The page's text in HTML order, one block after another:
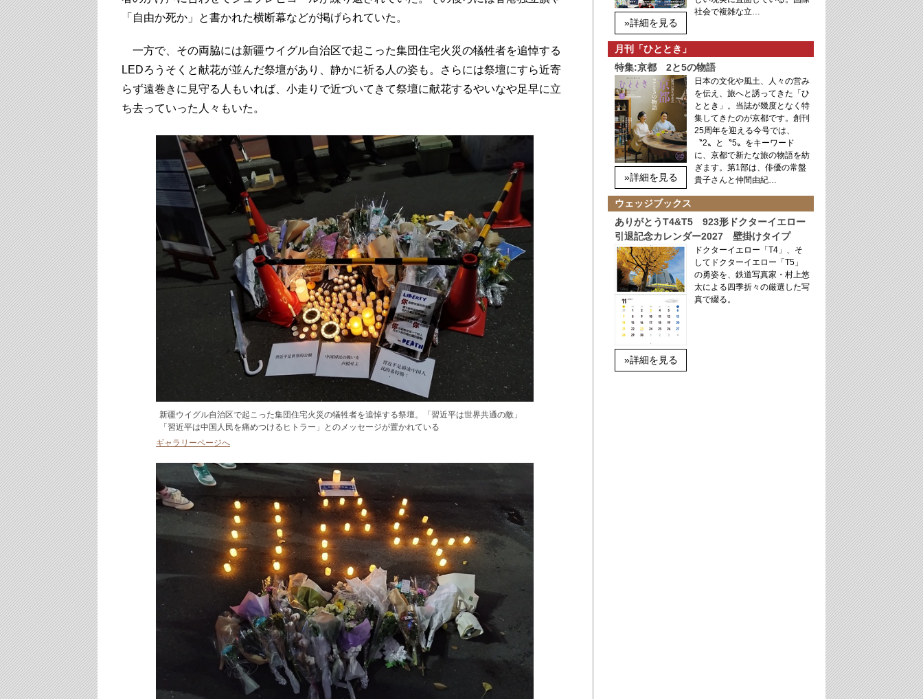
「自由か死か」と書かれた横断幕などが掲げられていた。
一方で、その両脇には新疆ウイグル自治区で起こった集団住宅火災の犠牲者を追悼する
LEDろうそくと献花が並んだ祭壇があり、静かに祈る人の姿も。さらには祭壇にすら近寄
らず遠巻きに見守る人もいれば、小走りで近づいてきて祭壇に献花するやいなや足早に立
ち去っていった人々もいた。
新疆ウイグル自治区で起こった集団住宅火災の犠牲者を追悼する祭壇。「習近平は世界共通の敵」
「習近平は中国人民を痛めつけるヒトラー」とのメッセージが置かれている
ギャラリーページへ
»詳細を見る
社会で複雑な立…
月刊「ひととき」
特集:京都 2と5の物語
»詳細を見る
日本の文化や風土、人々の営み
を伝え、旅へと誘ってきた「ひ
ととき」。当誌が幾度となく特
集してきたのが京都です。創刊
25周年を迎える今号では、
〝2〟と〝5〟をキーワード
に、京都で新たな旅の物語を紡
ぎます。第1部は、俳優の常盤
貴子さんと仲間由紀…
ウェッジブックス
ありがとうT4&T5 923形ドクターイエロー
引退記念カレンダー2027 壁掛けタイプ
»詳細を見る
ドクターイエロー「T4」、そ
してドクターイエロー「T5」
の勇姿を、鉄道写真家・村上悠
太による四季折々の厳選した写
真で綴る。